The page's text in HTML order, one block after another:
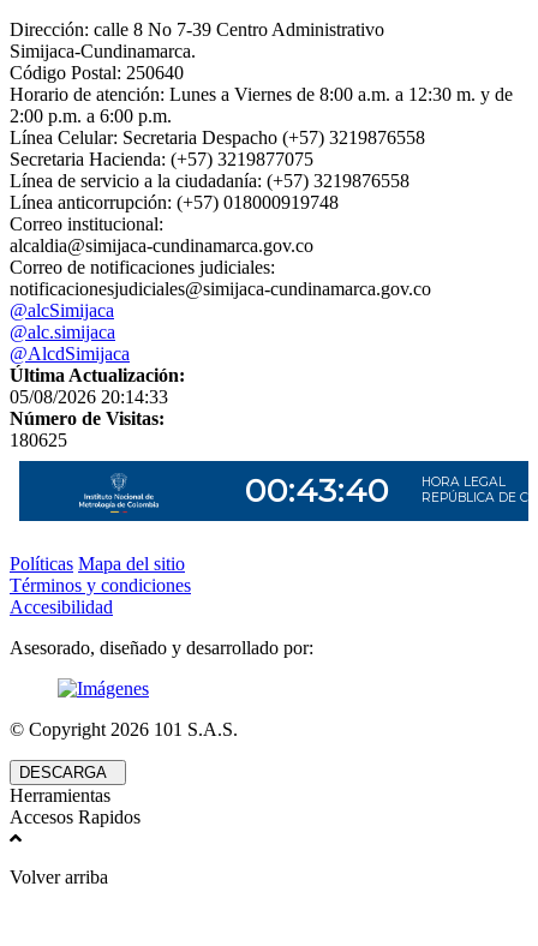
Dirección: calle 8 No 7-39 Centro Administrativo
Simijaca-Cundinamarca.
Código Postal: 250640
Horario de atención: Lunes a Viernes de 8:00 a.m. a 12:30 m. y de
2:00 p.m. a 6:00 p.m.
Línea Celular: Secretaria Despacho (+57) 3219876558
Secretaria Hacienda: (+57) 3219877075
Línea de servicio a la ciudadanía: (+57) 3219876558
Línea anticorrupción: (+57) 018000919748
Correo institucional:
alcaldia@simijaca-cundinamarca.gov.co
Correo de notificaciones judiciales:
notificacionesjudiciales@simijaca-cundinamarca.gov.co
@alcSimijaca
@alc.simijaca
@AlcdSimijaca
Última Actualización:
05/08/2026 20:14:33
Número de Visitas:
180625
Políticas Mapa del sitio
Términos y condiciones
Accesibilidad
Asesorado, diseñado y desarrollado por:
© Copyright 2026 101 S.A.S.
DESCARGA
Herramientas
Accesos Rapidos
Volver arriba